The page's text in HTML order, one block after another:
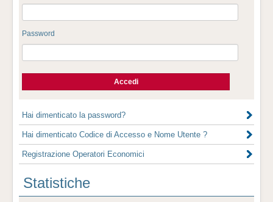
Password
Hai dimenticato la password?
Hai dimenticato Codice di Accesso e Nome Utente ?
Registrazione Operatori Economici
Statistiche